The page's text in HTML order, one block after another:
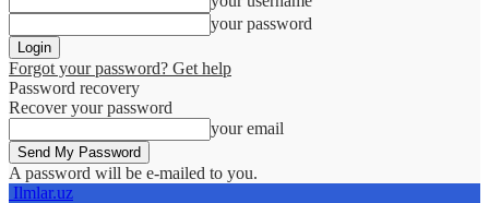
your password
Forgot your password? Get help
Password recovery
Recover your password
your email
A password will be e-mailed to you.
Ilmlar.uz